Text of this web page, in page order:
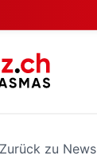
Zurück zu News